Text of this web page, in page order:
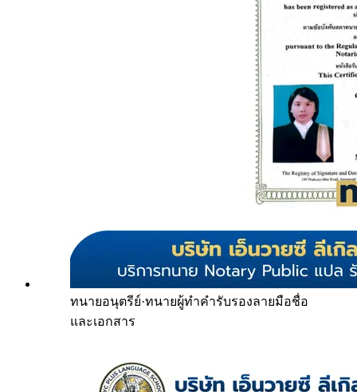
ทนายอนุตรีย์·ทนายผู้ทำคำรับรองลายมือชื่อ
และเอกสาร